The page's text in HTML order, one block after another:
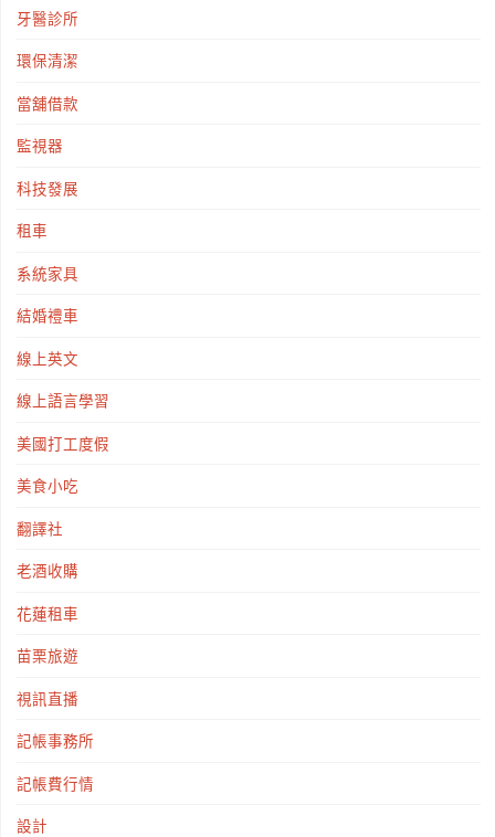
牙醫診所
環保清潔
當舖借款
監視器
科技發展
租車
系統家具
結婚禮車
線上英文
線上語言學習
美國打工度假
美食小吃
翻譯社
老酒收購
花蓮租車
苗栗旅遊
視訊直播
記帳事務所
記帳費行情
設計